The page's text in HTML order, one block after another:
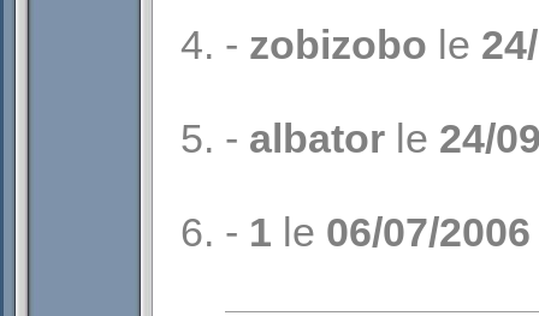
- zobizobo le
- albator le 24/
- 1 le 06/07/2006